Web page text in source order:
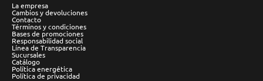
La empresa
Cambios y devoluciones
Contacto
Términos y condiciones
Bases de promociones
Responsabilidad social
Línea de Transparencia
Sucursales
Catálogo
Política energética
Política de privacidad